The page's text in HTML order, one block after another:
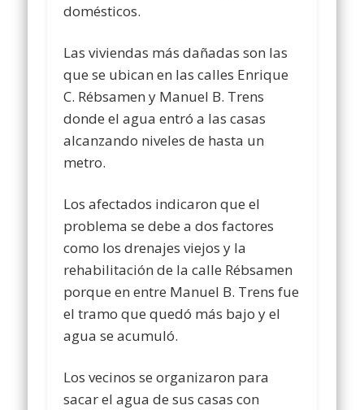
domésticos.
Las viviendas más dañadas son las
que se ubican en las calles Enrique
C. Rébsamen y Manuel B. Trens
donde el agua entró a las casas
alcanzando niveles de hasta un
metro.
Los afectados indicaron que el
problema se debe a dos factores
como los drenajes viejos y la
rehabilitación de la calle Rébsamen
porque en entre Manuel B. Trens fue
el tramo que quedó más bajo y el
agua se acumuló.
Los vecinos se organizaron para
sacar el agua de sus casas con